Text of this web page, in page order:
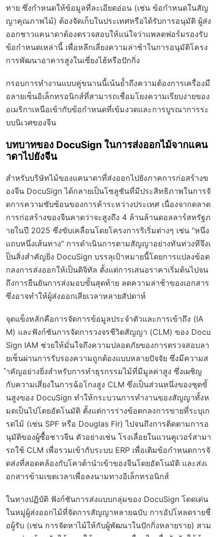
ทาย ซึ่งกำหนดให้ข้อมูลที่ละเอียดอ่อน (เช่น ข้อกำหนดในสัญ
ญาคุณภาพไม้) ต้องจัดเก็บในประเทศหรือได้รับการอนุมัติ ผู้ส่ง
ออกชาวแคนาดาต้องตรวจสอบให้แน่ใจว่าแพลตฟอร์มรองรับ
ข้อกำหนดเหล่านี้ เพื่อหลีกเลี่ยงความล่าช้าในการอนุมัติโครง
การพัฒนาอาคารสูงในเซี่ยงไฮ้หรือปักกิ่ง
กรอบการทำงานแบบคู่ขนานนี้เน้นย้ำถึงความต้องการเครื่องมื
อลายเซ็นอิเล็กทรอนิกส์ที่สามารถเชื่อมโยงความเรียบง่ายของ
อเมริกาเหนือเข้ากับข้อกำหนดที่เข้มงวดและการบูรณาการระ
บบนิเวศของจีน
บทบาทของ DocuSign ในการส่งออกไม้จากแคน
าดาไปยังจีน
สำหรับบริษัทไม้ของแคนาดาที่ส่งออกไปยังภาคการก่อสร้างข
องจีน DocuSign ได้กลายเป็นโซลูชันที่มีประสิทธิภาพในการจั
ดการความซับซ้อนของการค้าระหว่างประเทศ เนื่องจากตลาด
การก่อสร้างของจีนคาดว่าจะสูงถึง 4 ล้านล้านดอลลาร์สหรัฐภ
ายในปี 2025 ซึ่งขับเคลื่อนโดยโครงการริเริ่มต่างๆ เช่น "หนึ่ง
แถบหนึ่งเส้นทาง" การดำเนินการตามสัญญาอย่างทันท่วงทีจึงเ
ป็นสิ่งสำคัญยิ่ง DocuSign บรรลุเป้าหมายนี้โดยการแปลงข้อต
กลงการส่งออกให้เป็นดิจิทัล ตั้งแต่การเสนอราคาเริ่มต้นไปจน
ถึงการยืนยันการส่งมอบขั้นสุดท้าย ลดความล่าช้าของเอกสาร
ซึ่งอาจทำให้ผู้ส่งออกเสียเวลาหลายสัปดาห์
จุดแข็งหลักคือการจัดการข้อมูลประจำตัวและการเข้าถึง (IA
M) และฟังก์ชันการจัดการวงจรชีวิตสัญญา (CLM) ของ Docu
Sign IAM ช่วยให้มั่นใจถึงความปลอดภัยของการตรวจสอบลา
ยเซ็นผ่านการรับรองความถูกต้องแบบหลายปัจจัย ซึ่งมีความส
ำคัญอย่างยิ่งสำหรับการทำธุรกรรมไม้ที่มีมูลค่าสูง ซึ่งเผชิญ
กับความเสี่ยงในการฉ้อโกงสูง CLM ซึ่งเป็นส่วนหนึ่งของชุดขั้
นสูงของ DocuSign ทำให้กระบวนการทำงานของสัญญาทั้งห
มดเป็นไปโดยอัตโนมัติ ตั้งแต่การร่างข้อตกลงการขายที่ระบุเก
รดไม้ (เช่น SPF หรือ Douglas Fir) ไปจนถึงการติดตามการอ
นุมัติของผู้ซื้อชาวจีน ตัวอย่างเช่น โรงเลื่อยในแวนคูเวอร์สามา
รถใช้ CLM เพื่อรวมเข้ากับระบบ ERP เพื่อเติมข้อกำหนดการจั
ดส่งที่สอดคล้องกับโควต้านำเข้าของจีนโดยอัตโนมัติ และส่งเ
อกสารข้ามเขตเวลาเพื่อลงนามทางอิเล็กทรอนิกส์
ในทางปฏิบัติ ฟังก์ชันการส่งแบบกลุ่มของ DocuSign โดดเด่น
ในหมู่ผู้ส่งออกไม้ที่จัดการสัญญาหลายฉบับ การอัปโหลดรายชื่
อผู้รับ (เช่น การจัดหาไม้ให้กับผู้พัฒนาในปักกิ่งหลายราย) สาม